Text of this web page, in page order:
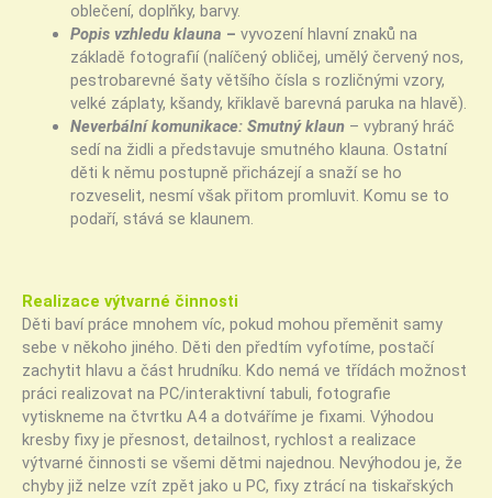
oblečení, doplňky, barvy.
Popis vzhledu klauna – vyvození hlavní znaků na
základě fotografií (nalíčený obličej, umělý červený nos,
pestrobarevné šaty většího čísla s rozličnými vzory,
velké záplaty, kšandy, křiklavě barevná paruka na hlavě).
Neverbální komunikace: Smutný klaun– vybraný hráč
sedí na židli a představuje smutného klauna. Ostatní
děti k němu postupně přicházejí a snaží se ho
rozveselit, nesmí však přitom promluvit. Komu se to
podaří, stává se klaunem.
Realizace výtvarné činnosti
Děti baví práce mnohem víc, pokud mohou přeměnit samy
sebe v někoho jiného. Děti den předtím vyfotíme, postačí
zachytit hlavu a část hrudníku. Kdo nemá ve třídách možnost
práci realizovat na PC/interaktivní tabuli, fotografie
vytiskneme na čtvrtku A4 a dotváříme je fixami. Výhodou
kresby fixy je přesnost, detailnost, rychlost a realizace
výtvarné činnosti se všemi dětmi najednou. Nevýhodou je, že
chyby již nelze vzít zpět jako u PC, fixy ztrácí na tiskařských